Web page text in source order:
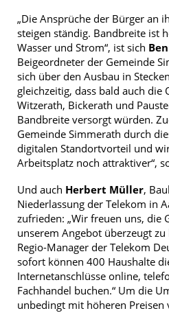
„Die Ansprüche der Bürger an
steigen ständig. Bandbreite ist
Wasser und Strom“, ist sich
Beigeordneter der Gemeinde
sich über den Ausbau in
gleichzeitig, dass bald auch die
Witzerath, Bickerath und
Bandbreite versorgt würden.
Gemeinde Simmerath durch
digitalen Standortvorteil und
Arbeitsplatz noch attraktiver“,
Und auch Herbert Müller,
Niederlassung der Telekom in
zufrieden: „Wir freuen uns, die
unserem Angebot überzeugt zu
Regio-Manager der Telekom
sofort können 400 Haushalte
Internetanschlüsse online,
Fachhandel buchen.“ Um die
unbedingt mit höheren Preisen